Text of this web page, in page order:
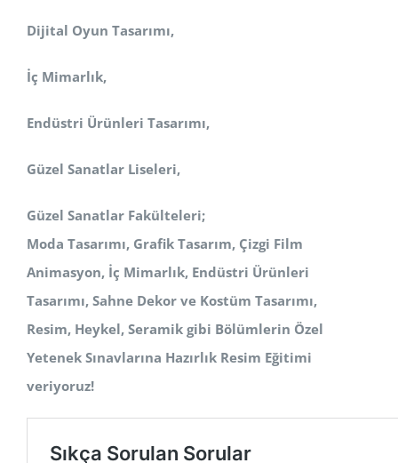
Dijital Oyun Tasarımı,
İç Mimarlık,
Endüstri Ürünleri Tasarımı,
Güzel Sanatlar Liseleri,
Güzel Sanatlar Fakülteleri;
Moda Tasarımı, Grafik Tasarım, Çizgi Film
Animasyon, İç Mimarlık, Endüstri Ürünleri
Tasarımı, Sahne Dekor ve Kostüm Tasarımı,
Resim, Heykel, Seramik gibi Bölümlerin Özel
Yetenek Sınavlarına Hazırlık Resim Eğitimi
veriyoruz!